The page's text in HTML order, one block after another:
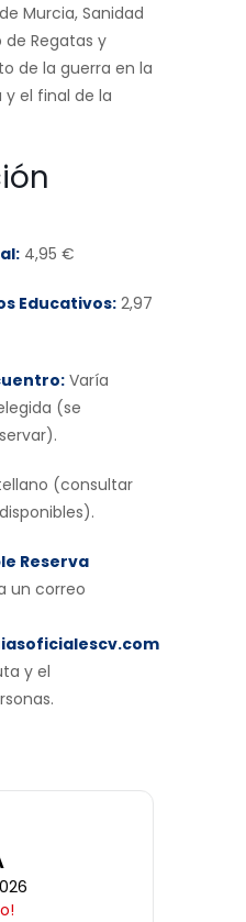
Murcia, Sanidad
de Regatas y
de la guerra en la
el final de la
4,95 €
Educativos: 2,97
Varía
(se
(consultar
Reserva
un correo
y el